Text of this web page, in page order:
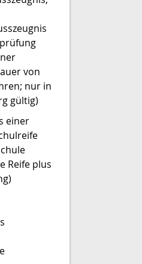
von
nur in
gültig)
einer
Reife plus